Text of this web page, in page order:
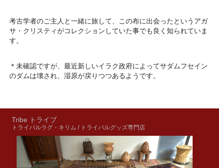
考古学者のご主人と一緒に旅して、この布に出会ったというアガ
サ・クリスティがコレクションしていた事でも良く知られていま
す。
＊未確認ですが、最近新しいイラク政府によってサダムフセイン
のダムは壊され、湿原が戻りつつあるようです。
Tribe トライブ
トライバルラグ・キリム / トライバルグッズ専門店